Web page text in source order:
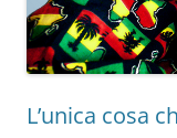
L’unica cosa